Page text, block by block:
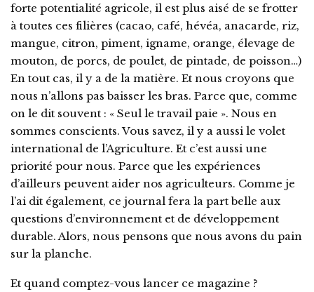
forte potentialité agricole, il est plus aisé de se frotter
à toutes ces filières (cacao, café, hévéa, anacarde, riz,
mangue, citron, piment, igname, orange, élevage de
mouton, de porcs, de poulet, de pintade, de poisson…)
En tout cas, il y a de la matière. Et nous croyons que
nous n’allons pas baisser les bras. Parce que, comme
on le dit souvent : « Seul le travail paie ». Nous en
sommes conscients. Vous savez, il y a aussi le volet
international de l’Agriculture. Et c’est aussi une
priorité pour nous. Parce que les expériences
d’ailleurs peuvent aider nos agriculteurs. Comme je
l’ai dit également, ce journal fera la part belle aux
questions d’environnement et de développement
durable. Alors, nous pensons que nous avons du pain
sur la planche.
Et quand comptez-vous lancer ce magazine ?